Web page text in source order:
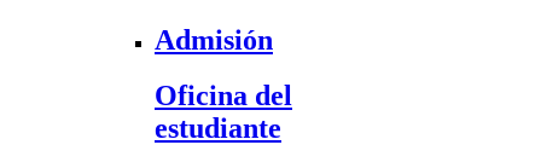
Admisión
Oficina del
estudiante